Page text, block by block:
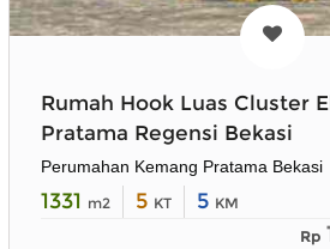
Rumah Hook Luas Cluster
Pratama Regensi Bekasi
Perumahan Kemang Pratama Bekasi
1331 m2 5 KT 5 KM
Rp